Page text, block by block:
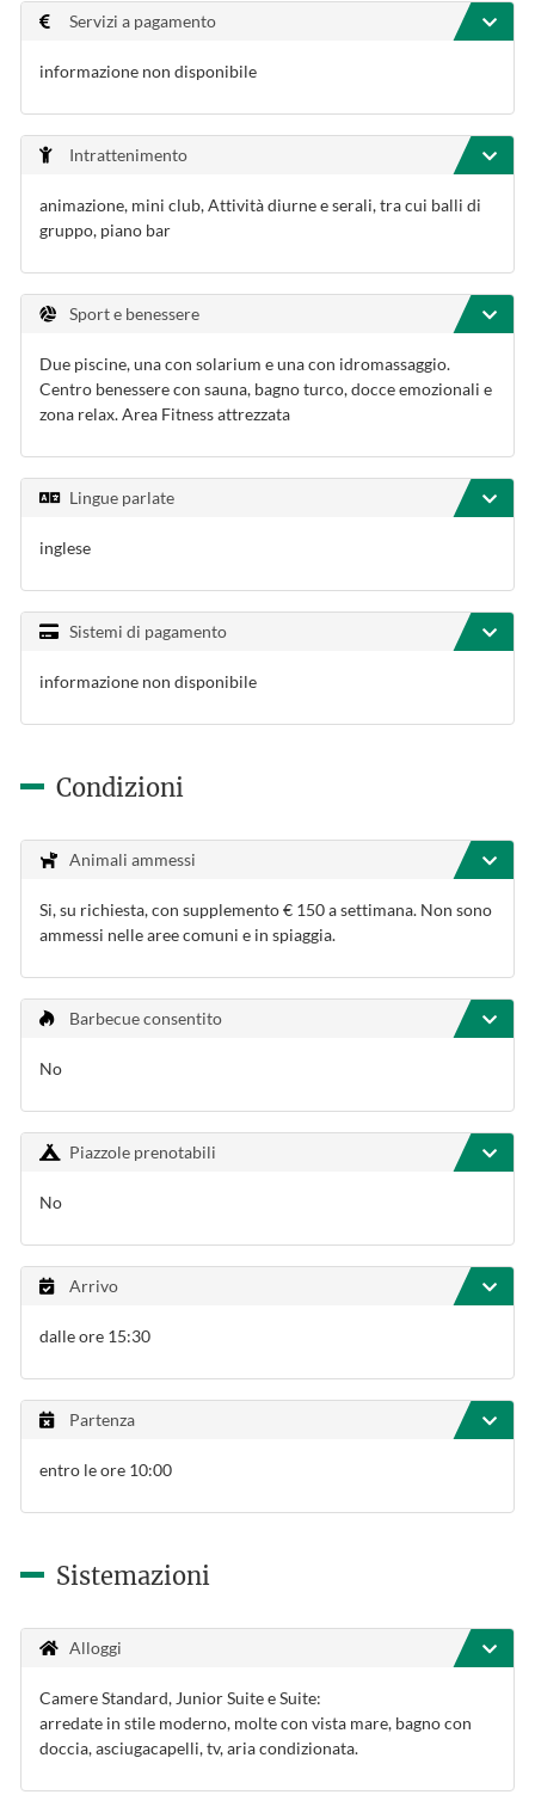
Servizi a pagamento
informazione non disponibile
Intrattenimento
animazione, mini club, Attività diurne e serali, tra cui balli di
gruppo, piano bar
Sport e benessere
Due piscine, una con solarium e una con idromassaggio.
Centro benessere con sauna, bagno turco, docce emozionali e
zona relax. Area Fitness attrezzata
Lingue parlate
inglese
Sistemi di pagamento
informazione non disponibile
Condizioni
Animali ammessi
Si, su richiesta, con supplemento € 150 a settimana. Non sono
ammessi nelle aree comuni e in spiaggia.
Barbecue consentito
No
Piazzole prenotabili
No
Arrivo
dalle ore 15:30
Partenza
entro le ore 10:00
Sistemazioni
Alloggi
Camere Standard, Junior Suite e Suite:
arredate in stile moderno, molte con vista mare, bagno con
doccia, asciugacapelli, tv, aria condizionata.